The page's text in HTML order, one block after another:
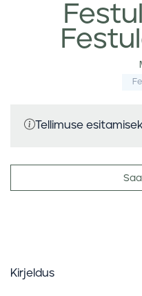
Tellimuse
Kirjeldus